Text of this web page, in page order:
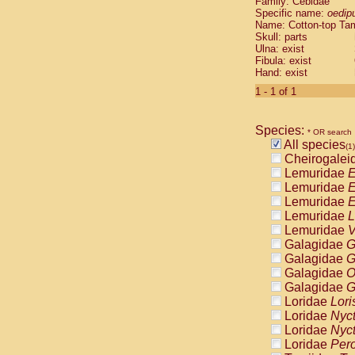
Cebidae
Cebidae
Cebidae
Cebidae
Cebidae
Cebidae
Cebidae
Cebidae
Cebidae
Cebidae
Cebidae
Cebidae
Atelidae
Atelidae
Atelidae
Atelidae
Atelidae
Atelidae
Atelidae
Atelidae
Atelidae
Atelidae
Pitheciidae
Specific name:
Name: Cotton-top
Skull: parts
Ulna: exist
Fibula: exist
Hand: exist
1 - 1 of 1
Species: * OR search
All species(1)
Lemuridae
Lemuridae
Lemuridae
Lemuridae
Lemuridae
Galagidae
Galagidae
Galagidae
Galagidae
Loridae
Loridae
Loridae
Loridae